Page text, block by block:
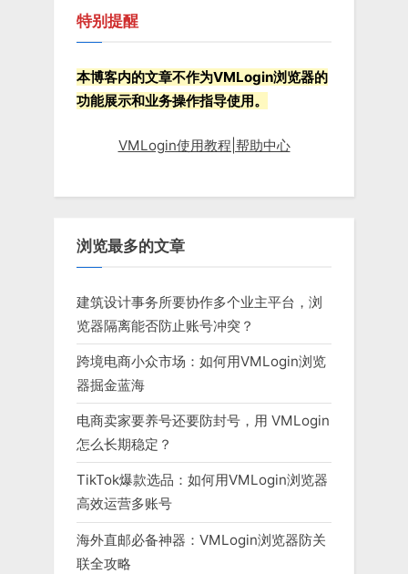
特别提醒
本博客内的文章不作为VMLogin浏览器的
功能展示和业务操作指导使用。
VMLogin使用教程|帮助中心
浏览最多的文章
建筑设计事务所要协作多个业主平台，浏
览器隔离能否防止账号冲突？
跨境电商小众市场：如何用VMLogin浏览
器掘金蓝海
电商卖家要养号还要防封号，用 VMLogin
怎么长期稳定？
TikTok爆款选品：如何用VMLogin浏览器
高效运营多账号
海外直邮必备神器：VMLogin浏览器防关
联全攻略